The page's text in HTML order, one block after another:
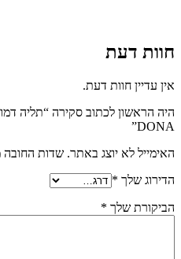
חוות דעת
אין עדיין חוות דעת.
DONA”
האימייל לא יוצג באתר. שדות החובה
הדירוג שלך *
הביקורת שלך *